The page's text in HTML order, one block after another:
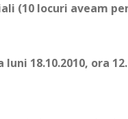
(10 locuri aveam
18.10.2010, ora